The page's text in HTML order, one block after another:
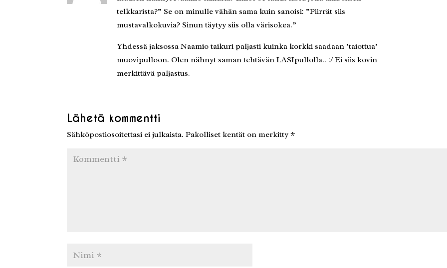
telkkarista?” Se on minulle vähän sama kuin sanoisi: ”Piirrät siis
mustavalkokuvia? Sinun täytyy siis olla värisokea.”
Yhdessä jaksossa Naamio taikuri paljasti kuinka korkki saadaan ’taiottua’
muovipulloon. Olen nähnyt saman tehtävän LASIpullolla.. :/ Ei siis kovin
merkittävä paljastus.
Lähetä kommentti
Sähköpostiosoitettasi ei julkaista. Pakolliset kentät on merkitty*